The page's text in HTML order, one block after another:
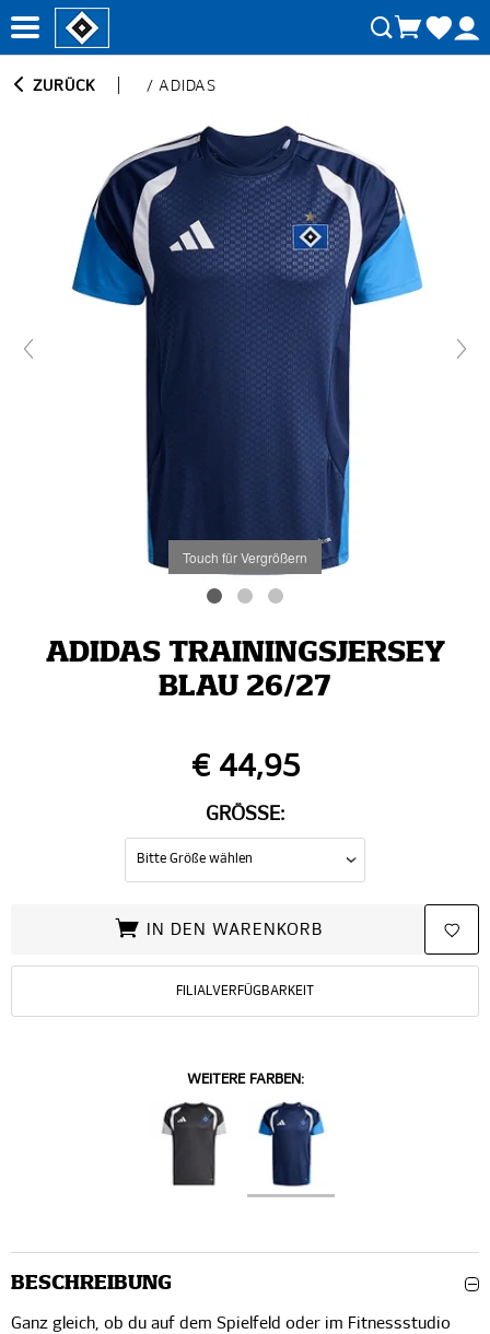
ZURÜCK /ADIDAS
Touch für Vergrößern
ADIDAS TRAININGSJERSEY
BLAU 26/27
€ 44,95
GRÖSSE:
IN DEN WARENKORB
FILIALVERFÜGBARKEIT
WEITERE FARBEN:
BESCHREIBUNG
Ganz gleich, ob du auf dem Spielfeld oder im Fitnessstudio